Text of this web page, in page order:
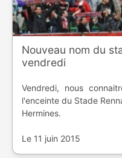
Nouveau nom du
vendredi
Vendredi, nous
l'enceinte du Stade
Hermines.
Le 11 juin 2015